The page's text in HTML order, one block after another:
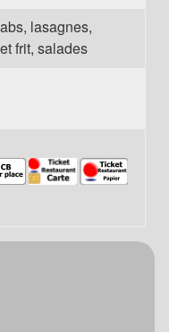
lasagnes,
frit, salades